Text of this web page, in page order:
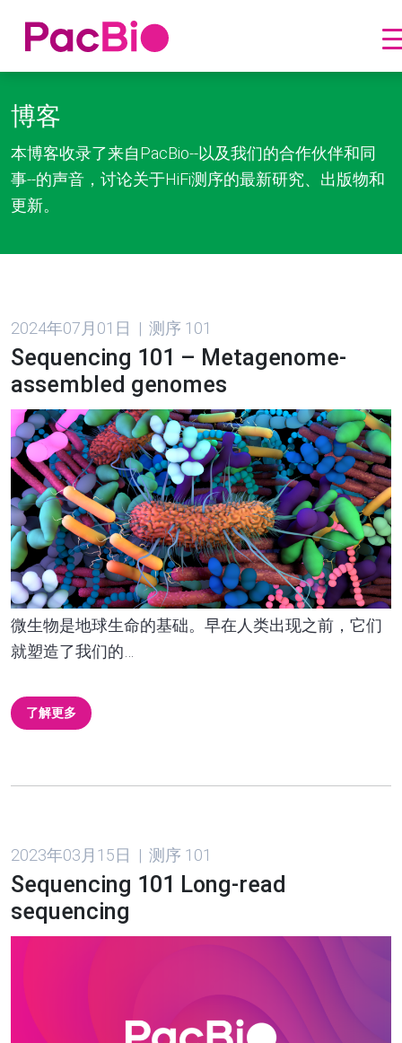
到
容
博客
本博客收录了来自PacBio--以及我们的合作伙伴和同
事--的声音，讨论关于HiFi测序的最新研究、出版物和
更新。
博
客
2024年07月01日 | 测序 101
Sequencing 101 – Metagenome-
assembled genomes
微生物是地球生命的基础。早在人类出现之前，它们
就塑造了我们的…
了解更多
2023年03月15日 | 测序 101
Sequencing 101 Long-read
sequencing